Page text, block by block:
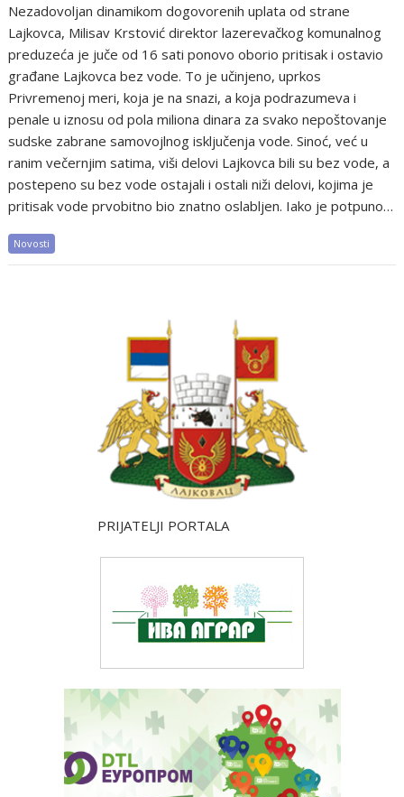
Nezadovoljan dinamikom dogovorenih uplata od strane
Lajkovca, Milisav Krstović direktor lazerevačkog komunalnog
preduzeća je juče od 16 sati ponovo oborio pritisak i ostavio
građane Lajkovca bez vode. To je učinjeno, uprkos
Privremenoj meri, koja je na snazi, a koja podrazumeva i
penale u iznosu od pola miliona dinara za svako nepoštovanje
sudske zabrane samovojlnog isključenja vode. Sinoć, već u
ranim večernjim satima, viši delovi Lajkovca bili su bez vode, a
postepeno su bez vode ostajali i ostali niži delovi, kojima je
pritisak vode prvobitno bio znatno oslabljen. Iako je potpuno…
Novosti
PRIJATELJI PORTALA